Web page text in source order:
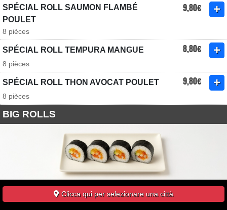
SPÉCIAL ROLL SAUMON FLAMBÉ
POULET
9,80€
8 pièces
SPÉCIAL ROLL TEMPURA MANGUE 8,80€
8 pièces
SPÉCIAL ROLL THON AVOCAT POULET 9,80€
8 pièces
BIG ROLLS
BIG ROLL CALIFORNIA MASAGO 7,80€
5 pièces - saumon, thon, avocat, concombre, mangue, cheese
Clicca qui per selezionare una città